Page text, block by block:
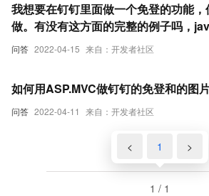
问答 2022-04-15 来自：开发者社区
我想要在钉钉里面做一个免登的功能
做。有没有这方面的完整的例子吗，
问答 2022-04-11 来自：开发者社区
如何用ASP.MVC做钉钉的免登和的图
< 1 >
1 / 1